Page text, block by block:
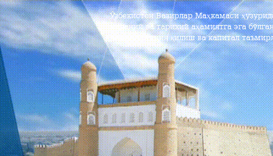
Ўзбекистон Вазирлар Маҳкамаси
маданий ва тарихий аҳамиятга эга
реконструкция қилиш ва капитал